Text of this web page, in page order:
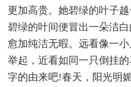
更加高贵。她碧绿的叶子
碧绿的叶间便冒出一朵洁
愈加纯洁无暇。远看像一
举起，近看如同一只倒挂
字的由来吧!春天，阳光明